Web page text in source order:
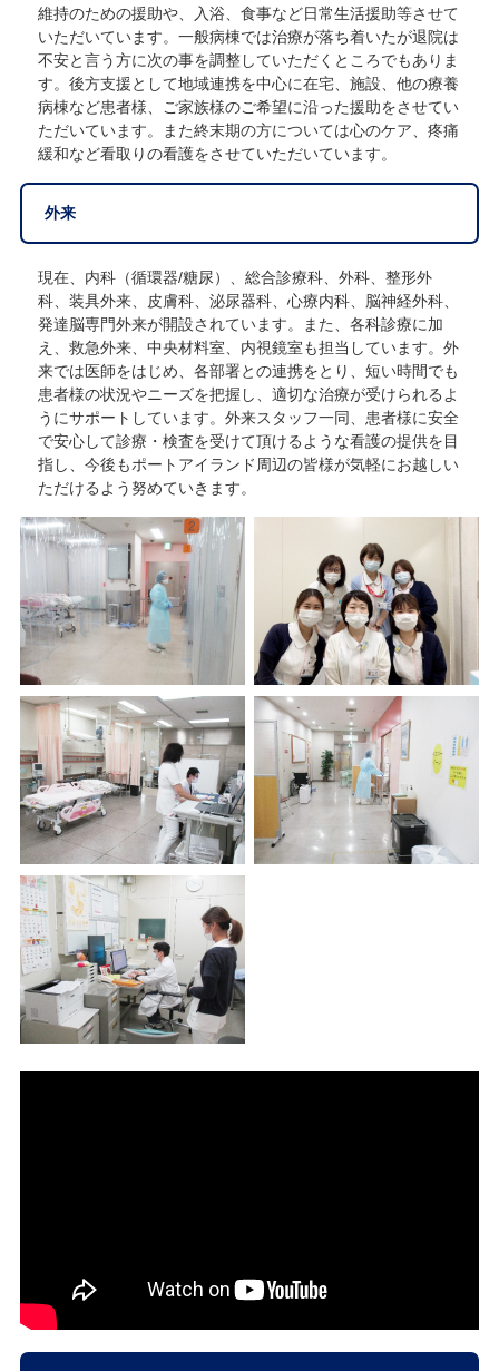
維持のための援助や、入浴、食事など日常生活援助等させて
いただいています。一般病棟では治療が落ち着いたが退院は
不安と言う方に次の事を調整していただくところでもありま
す。後方支援として地域連携を中心に在宅、施設、他の療養
病棟など患者様、ご家族様のご希望に沿った援助をさせてい
ただいています。また終末期の方については心のケア、疼痛
緩和など看取りの看護をさせていただいています。
外来
現在、内科（循環器/糖尿）、総合診療科、外科、整形外
科、装具外来、皮膚科、泌尿器科、心療内科、脳神経外科、
発達脳専門外来が開設されています。また、各科診療に加
え、救急外来、中央材料室、内視鏡室も担当しています。外
来では医師をはじめ、各部署との連携をとり、短い時間でも
患者様の状況やニーズを把握し、適切な治療が受けられるよ
うにサポートしています。外来スタッフ一同、患者様に安全
で安心して診療・検査を受けて頂けるような看護の提供を目
指し、今後もポートアイランド周辺の皆様が気軽にお越しい
ただけるよう努めていきます。